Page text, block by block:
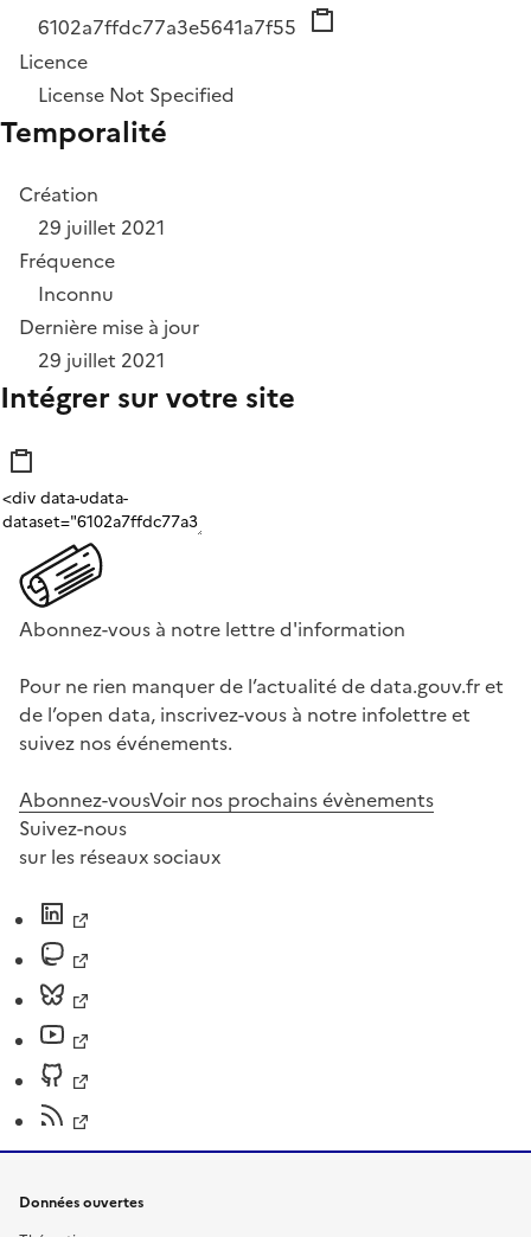
6102a7ffdc77a3e5641a7f55
Licence
License Not Specified
Temporalité
Création
29 juillet 2021
Fréquence
Inconnu
Dernière mise à jour
29 juillet 2021
Intégrer sur votre site
Abonnez-vous à notre lettre d'information
Pour ne rien manquer de l’actualité de data.gouv.fr et
de l’open data, inscrivez-vous à notre infolettre et
suivez nos événements.
Abonnez-vousVoir nos prochains évènements
Suivez-nous
sur les réseaux sociaux
Données ouvertes